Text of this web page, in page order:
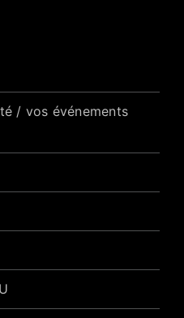
/ vos événements